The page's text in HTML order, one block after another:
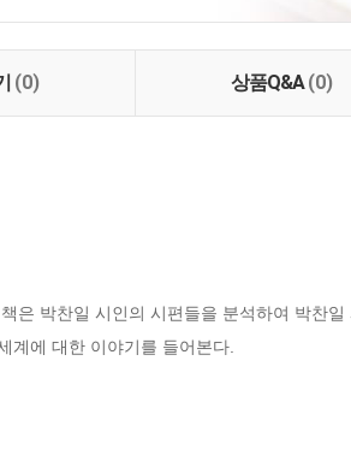
(0) 상품Q&A(0)
은 박찬일 시인의 시편들을 분석하여 박찬
계에 대한 이야기를 들어본다.